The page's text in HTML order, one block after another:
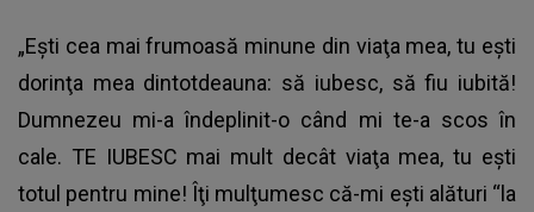
„Eşti cea mai frumoasă minune din viaţa mea, tu eşti
dorinţa mea dintotdeauna: să iubesc, să fiu iubită!
Dumnezeu mi-a îndeplinit-o când mi te-a scos în
cale. TE IUBESC mai mult decât viaţa mea, tu eşti
totul pentru mine! Îţi mulţumesc că-mi eşti alături “la